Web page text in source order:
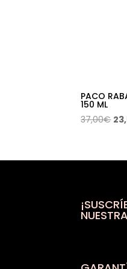
PACO
150 ML
37,00€ El